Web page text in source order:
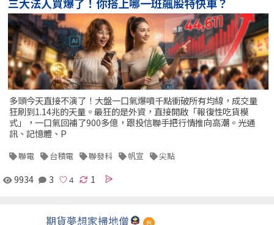
多頭今天直接不演了！大盤一口氣爆噴千點衝破所有均線，成交量
狂刷到1.14兆的天量。最狂的是外資，直接開啟「報復性吃貨模
式」，一口氣回補了900多億，跟投信聯手把行情推向高潮。光通
訊、記憶體、P
聯電 台積電 聯發科 帆宣 尖點
9934 3 1
期貨夢想家掃地僧 包